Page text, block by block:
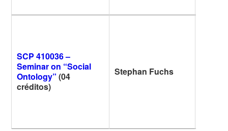
SCP 410036 –
Seminar on “Social
Ontology” (04
créditos)
Stephan Fuchs